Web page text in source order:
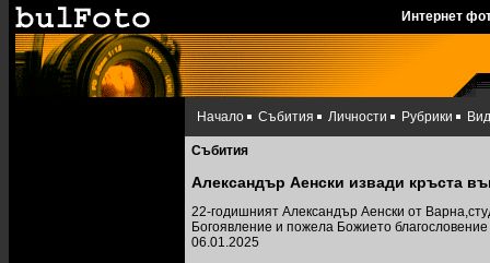
Интернет
Начало Събития Личности Рубрики
Събития
Александър Аенски извади кръста
22-годишният Александър Аенски от
Богоявление и пожела Божието
06.01.2025